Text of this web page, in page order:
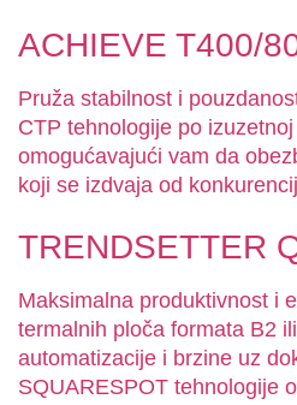
ACHIEVE T400/
Pruža stabilnost i
CTP tehnologije po
omogućavajući vam da
koji se izdvaja od
TRENDSETTER
Maksimalna produktivnost i
termalnih ploča formata B2
automatizacije i brzine uz
SQUARESPOT tehnologije